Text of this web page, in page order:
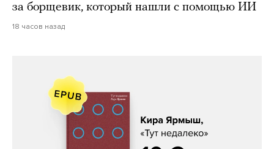
за борщевик, который нашли с помощью ИИ
18 часов назад